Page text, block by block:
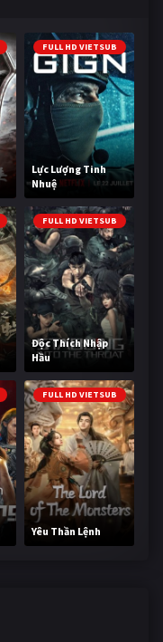
FULL HD VIETSUB
Lực Lượng Tinh
Nhuệ
FULL HD VIETSUB
Độc Thích Nhập
Hầu
FULL HD VIETSUB
Yêu Thần Lệnh